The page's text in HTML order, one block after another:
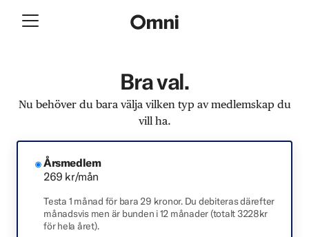
Bra val.
Nu behöver du bara välja vilken typ av medlemskap du
vill ha.
Årsmedlem
269 kr/mån
Testa 1 månad för bara 29 kronor. Du debiteras därefter
månadsvis men är bunden i 12 månader (totalt 3228kr
för hela året).